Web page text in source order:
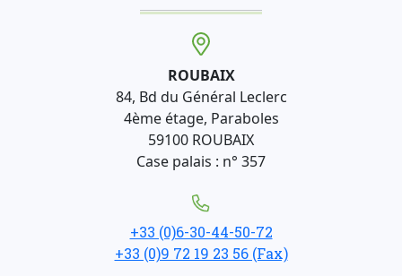
ROUBAIX
84, Bd du Général Leclerc
4ème étage, Paraboles
59100 ROUBAIX
Case palais : n° 357
+33 (0)6-30-44-50-72
+33 (0)9 72 19 23 56 (Fax)